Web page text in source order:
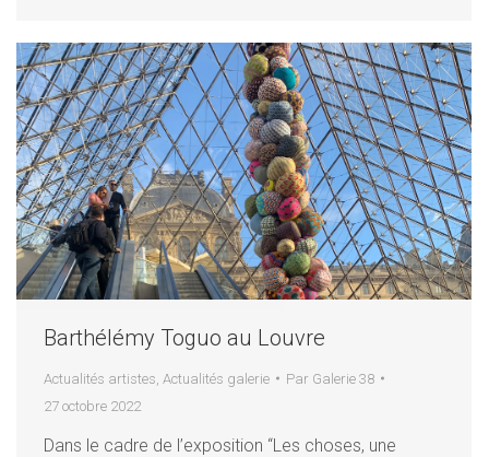
Barthélémy Toguo au Louvre
Actualités artistes Actualités galerie Par Galerie 38
27 octobre 2022
Dans le cadre de l’exposition “Les choses, une